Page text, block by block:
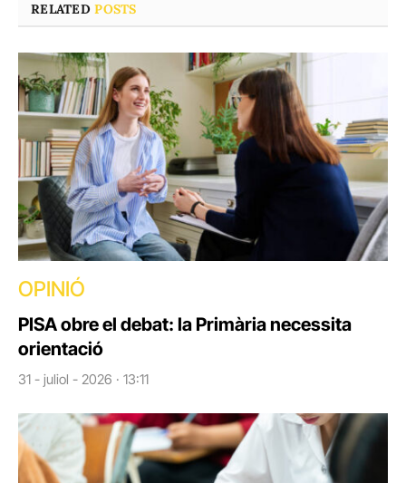
RELATEDPOSTS
OPINIÓ
PISA obre el debat: la Primària necessita
orientació
31 - juliol - 2026 · 13:11